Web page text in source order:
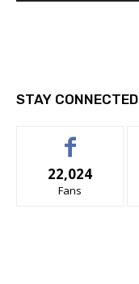
STAY CONNECTED
22,024
Fans